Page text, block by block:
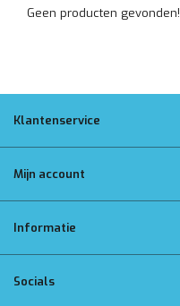
Geen producten
Klantenservice
Mijn account
Informatie
Socials